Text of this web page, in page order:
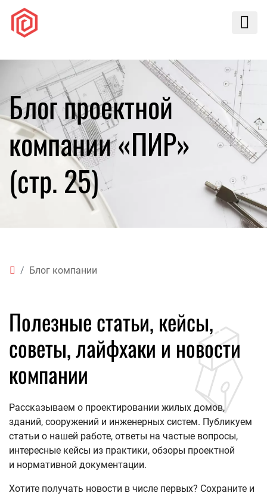
Блог проектной
компании «ПИР»
(стр. 25)
Блог компании
Полезные статьи, кейсы,
советы, лайфхаки и новости
компании
Рассказываем о проектировании жилых домов,
зданий, сооружений и инженерных систем. Публикуем
статьи о нашей работе, ответы на частые вопросы,
интересные кейсы из практики, обзоры проектной
и нормативной документации.
Хотите получать новости в числе первых? Сохраните и